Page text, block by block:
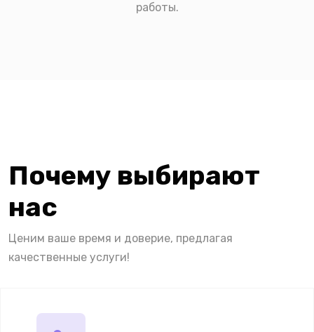
работы.
Почему выбирают
нас
Ценим ваше время и доверие, предлагая
качественные услуги!